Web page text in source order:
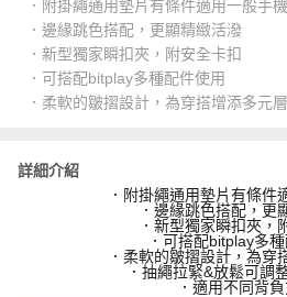
．附掛繩通用墊片有條件適用一般手
．邊緣跳色搭配，更顯精緻活潑
．新型獨家瞬扣夾，附安全卡扣
．可搭配bitplay多種配件使用
．柔軟的皺摺設計，為穿搭增添多元
詳細介紹
．附掛繩通用墊片有條件
．邊緣跳色搭配，更
．新型獨家瞬扣夾，
．可搭配bitplay多
．柔軟的皺摺設計，為穿
．抽繩拉緊&放鬆可調
．適用不同背